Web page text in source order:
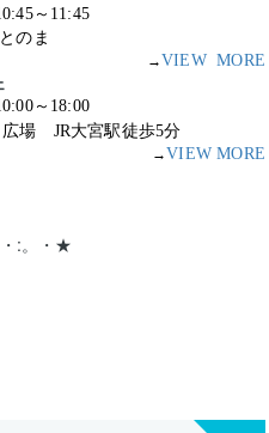
～11:45
のま
→VIEW MORE
～18:00
場 JR大宮駅徒歩5分
→VIEW MORE
:。・★